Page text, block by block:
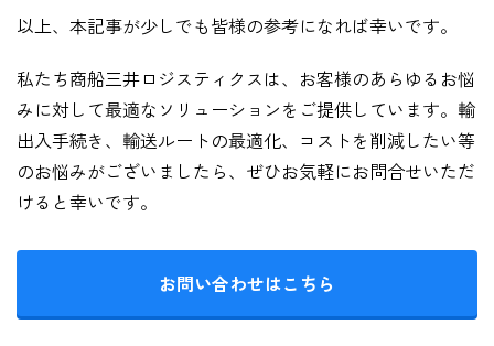
以上、本記事が少しでも皆様の参考になれば幸いです。
私たち商船三井ロジスティクスは、お客様のあらゆるお悩
みに対して最適なソリューションをご提供しています。輸
出入手続き、輸送ルートの最適化、コストを削減したい等
のお悩みがございましたら、ぜひお気軽にお問合せいただ
けると幸いです。
お問い合わせはこちら